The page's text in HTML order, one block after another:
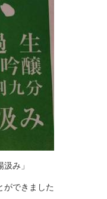
汲み」
ができました